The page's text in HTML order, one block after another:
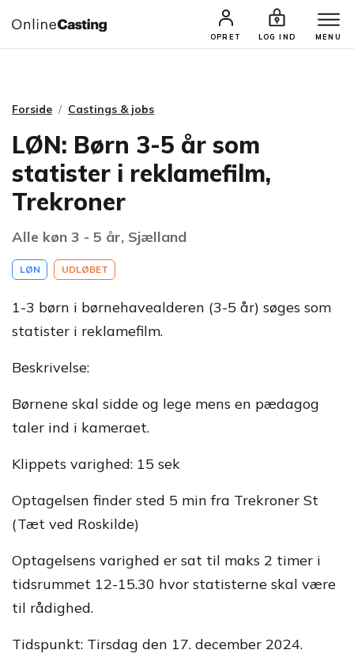
OPRET LOG IND MENU
CASTINGS & JOBS SØG PROFIL
Forside Castings & jobs
LØN: Børn 3-5 år som
statister i reklamefilm,
Trekroner
Alle køn 3 - 5 år, Sjælland
LØN UDLØBET
1-3 børn i børnehavealderen (3-5 år) søges som
statister i reklamefilm.
Beskrivelse:
Børnene skal sidde og lege mens en pædagog
taler ind i kameraet.
Klippets varighed: 15 sek
Optagelsen finder sted 5 min fra Trekroner St
(Tæt ved Roskilde)
Optagelsens varighed er sat til maks 2 timer i
tidsrummet 12-15.30 hvor statisterne skal være
til rådighed.
Tidspunkt: Tirsdag den 17. december 2024.